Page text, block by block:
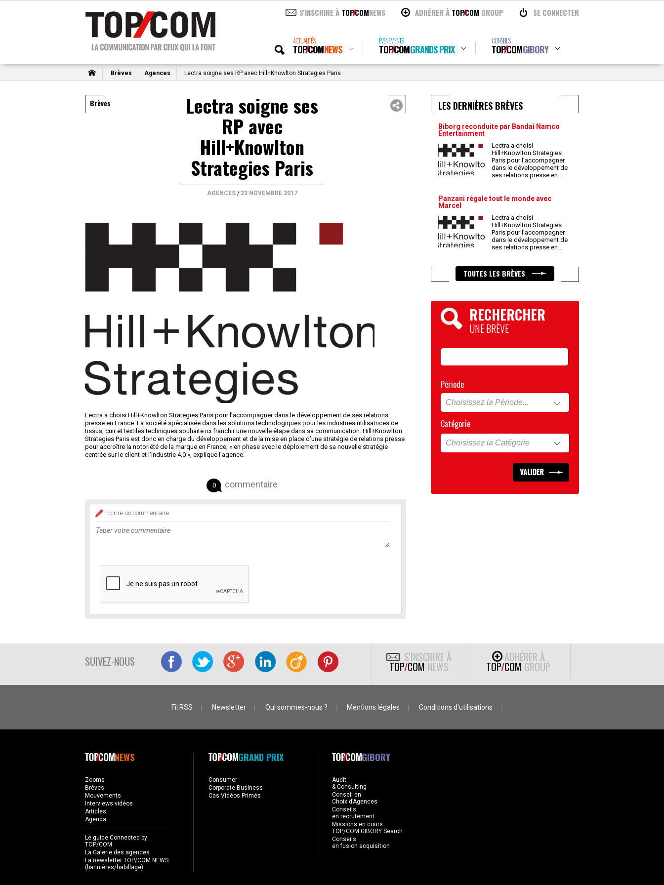
S'INSCRIRE À TOPCOMNEWS ADHÉRER À TOPCOM GROUP SE CONNECTER
ACTUALITÉS
TOPCOMNEWS
ÉVÉNEMENTS
TOPCOMGRANDS PRIX
CONSEILS
TOPCOMGIBORY
Brèves Agences Lectra soigne ses RP avec Hill+Knowlton Strategies Paris
Brèves Lectra soigne ses
RP avec
Hill+Knowlton
Strategies Paris
AGENCES/ 23 NOVEMBRE 2017
Lectra a choisi Hill+Knowlton Strategies Paris pour l’accompagner dans le développement de ses relations
presse en France. La société spécialisée dans les solutions technologiques pour les industries utilisatrices de
tissus, cuir et textiles techniques souhaite ici franchir une nouvelle étape dans sa communication. Hill+Knowlton
Strategies Paris est donc en charge du développement et de la mise en place d’une stratégie de relations presse
pour accroître la notoriété de la marque en France, « en phase avec le déploiement de sa nouvelle stratégie
centrée sur le client et l’industrie 4.0 », explique l’agence.
0 commentaire
Ecrire un commentaire
LES DERNIÈRES BRÈVES
Biborg reconduite par Bandai Namco
Entertainment
Lectra a choisi
Hill+Knowlton Strategies
Paris pour l’accompagner
dans le développement de
ses relations presse en...
Panzani régale tout le monde avec
Marcel
Lectra a choisi
Hill+Knowlton Strategies
Paris pour l’accompagner
dans le développement de
ses relations presse en...
TOUTES LES BRÈVES
RECHERCHER
UNE BRÈVE
Période
Catégorie
SUIVEZ-NOUS S'INSCRIRE À
TOP/COM NEWS
ADHÉRER À
TOP/COM GROUP
Fil RSS Newsletter Qui sommes-nous ? Mentions légales Conditions d’utilisations
NEWS
Zooms
Brèves
Mouvements
Interviews vidéos
Articles
Agenda
Le guide Connected by
TOP/COM
La Galerie des agences
La newsletter TOP/COM NEWS
(bannières/habillage)
GRAND PRIX
Consumer
Corporate Business
Cas Vidéos Primés
GIBORY
Audit
& Consulting
Conseil en
Choix d’Agences
Conseils
en recrutement
Missions en cours
TOP/COM GIBORY Search
Conseils
en fusion acquisition